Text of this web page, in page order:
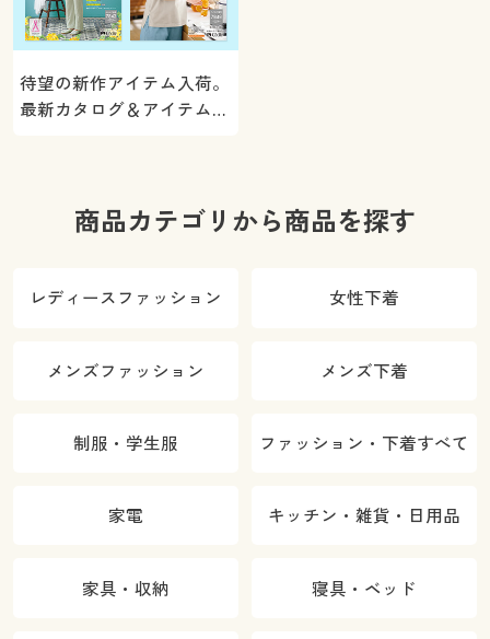
待望の新作アイテム入荷。
最新カタログ＆アイテムを
商品カテゴリから商品を探す
レディースファッション 女性下着
メンズファッション メンズ下着
制服・学生服 ファッション・下着すべて
家電 キッチン・雑貨・日用品
家具・収納 寝具・ベッド